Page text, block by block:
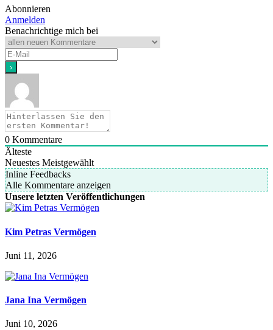
Abonnieren
Anmelden
Benachrichtige mich bei
0 Kommentare
Älteste
Neuestes Meistgewählt
Inline Feedbacks
Alle Kommentare anzeigen
Unsere letzten Veröffentlichungen
Kim Petras Vermögen
Juni 11, 2026
Jana Ina Vermögen
Juni 10, 2026